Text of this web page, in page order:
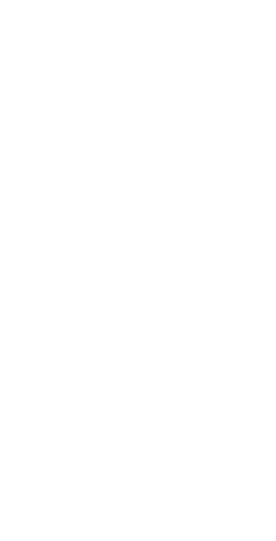
Aynı Gün Teslimat:
16:00 arasında verilen
Hafta sonu Motor Kurye